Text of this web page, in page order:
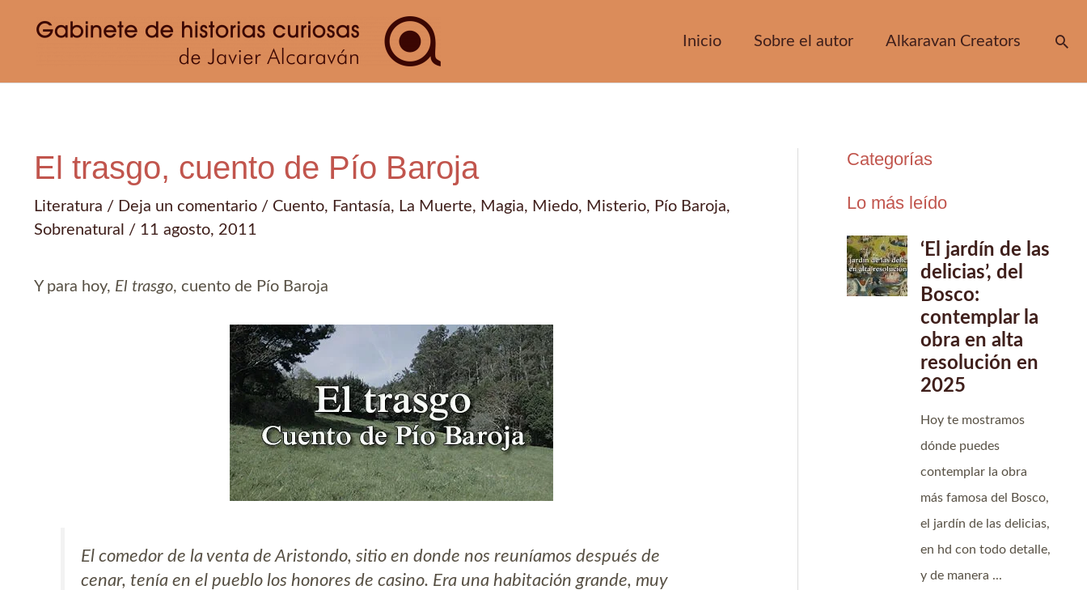
Inicio Sobre el autor Alkaravan Creators
El trasgo, cuento de Pío Baroja
Literatura / Deja un comentario / Cuento, Fantasía, La Muerte, Magia, Miedo, Misterio, Pío Baroja,
Sobrenatural / 11 agosto, 2011
Y para hoy, El trasgo, cuento de Pío Baroja
El comedor de la venta de Aristondo, sitio en donde nos reuníamos después de
cenar, tenía en el pueblo los honores de casino. Era una habitación grande, muy
Categorías
Lo más leído